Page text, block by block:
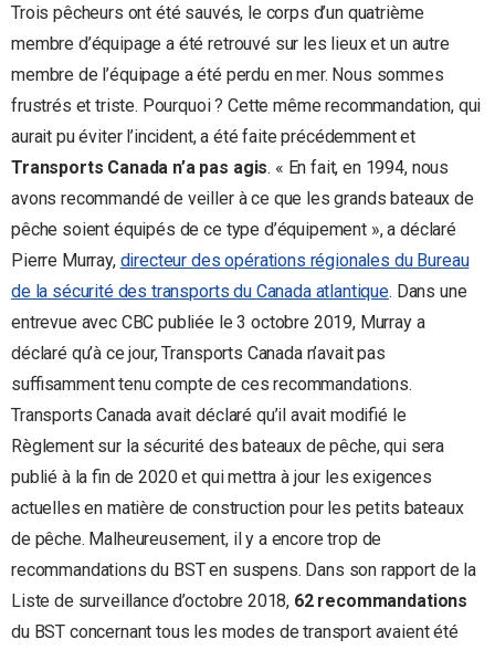
Trois pêcheurs ont été sauvés, le corps d’un quatrième
membre d’équipage a été retrouvé sur les lieux et un autre
membre de l’équipage a été perdu en mer. Nous sommes
frustrés et triste. Pourquoi ? Cette même recommandation, qui
aurait pu éviter l’incident, a été faite précédemment et
Transports Canada n’a pas agis. « En fait, en 1994, nous
avons recommandé de veiller à ce que les grands bateaux de
pêche soient équipés de ce type d’équipement », a déclaré
Pierre Murray, directeur des opérations régionales du Bureau
de la sécurité des transports du Canada atlantique. Dans une
entrevue avec CBC publiée le 3 octobre 2019, Murray a
déclaré qu’à ce jour, Transports Canada n’avait pas
suffisamment tenu compte de ces recommandations.
Transports Canada avait déclaré qu’il avait modifié le
Règlement sur la sécurité des bateaux de pêche, qui sera
publié à la fin de 2020 et qui mettra à jour les exigences
actuelles en matière de construction pour les petits bateaux
de pêche. Malheureusement, il y a encore trop de
recommandations du BST en suspens. Dans son rapport de la
Liste de surveillance d’octobre 2018, 62 recommandations
du BST concernant tous les modes de transport avaient été